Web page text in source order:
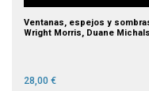
Ventanas, espejos y
Wright Morris, Duane
28,00 €